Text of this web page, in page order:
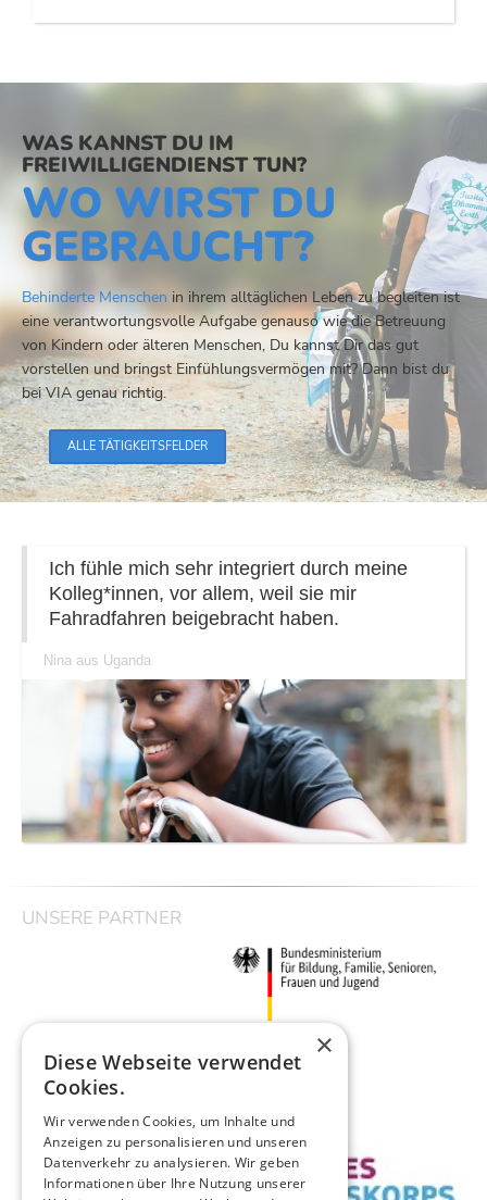
WAS KANNST DU IM
FREIWILLIGENDIENST TUN?
WO WIRST DU
GEBRAUCHT?
Behinderte Menschen in ihrem alltäglichen Leben zu begleiten ist
eine verantwortungsvolle Aufgabe genauso wie die Betreuung
von Kindern oder älteren Menschen, Du kannst Dir das gut
vorstellen und bringst Einfühlungsvermögen mit? Dann bist du
bei VIA genau richtig.
ALLE TÄTIGKEITSFELDER
Ich fühle mich sehr integriert durch meine
Kolleg*innen, vor allem, weil sie mir
Fahradfahren beigebracht haben.
Nina aus Uganda
UNSERE PARTNER
×
Diese Webseite verwendet
Cookies.
Wir verwenden Cookies, um Inhalte und
Anzeigen zu personalisieren und unseren
Datenverkehr zu analysieren. Wir geben
Informationen über Ihre Nutzung unserer